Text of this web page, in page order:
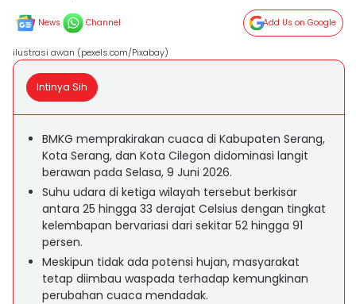
News Channel Add Us on Google
ilustrasi awan (pexels.com/Pixabay)
Intinya Sih
BMKG memprakirakan cuaca di Kabupaten Serang,
Kota Serang, dan Kota Cilegon didominasi langit
berawan pada Selasa, 9 Juni 2026.
Suhu udara di ketiga wilayah tersebut berkisar
antara 25 hingga 33 derajat Celsius dengan tingkat
kelembapan bervariasi dari sekitar 52 hingga 91
persen.
Meskipun tidak ada potensi hujan, masyarakat
tetap diimbau waspada terhadap kemungkinan
perubahan cuaca mendadak.